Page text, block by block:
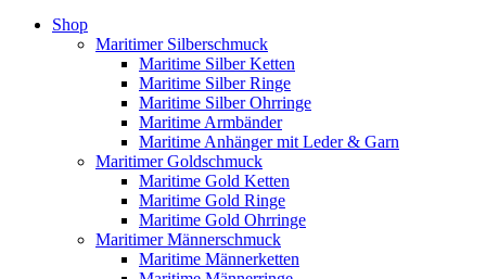
Shop
Maritimer Silberschmuck
Maritime Silber Ketten
Maritime Silber Ringe
Maritime Silber Ohrringe
Maritime Armbänder
Maritime Anhänger mit Leder & Garn
Maritimer Goldschmuck
Maritime Gold Ketten
Maritime Gold Ringe
Maritime Gold Ohrringe
Maritimer Männerschmuck
Maritime Männerketten